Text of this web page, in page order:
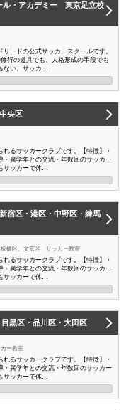
ル・アカデミー 東京足立校
ードの公式サッカースクールです。
行の道具でも、人格形成の手段でも
ない。サッカ…
央区
るサッカークラブです。【特徴】・
・異学年との交流・年数回のサッカー
サッカーで体…
宿区・港区・中野区・練馬
板橋区、文京区 サッカー教室
るサッカークラブです。【特徴】・
・異学年との交流・年数回のサッカー
サッカーで体…
黒区・品川区・大田区
ー教室
るサッカークラブです。【特徴】・
・異学年との交流・年数回のサッカー
サッカーで体…